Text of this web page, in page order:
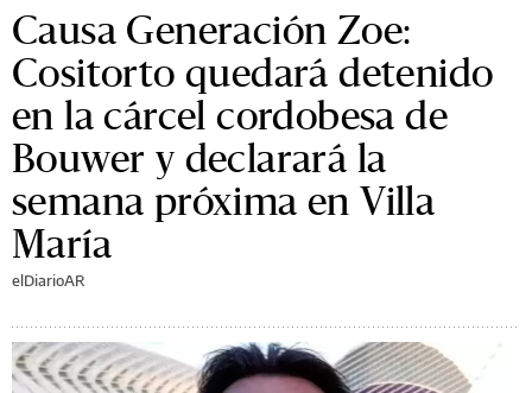
Causa Generación Zoe:
Cositorto quedará detenido
en la cárcel cordobesa de
Bouwer y declarará la
semana próxima en Villa
María
elDiarioAR